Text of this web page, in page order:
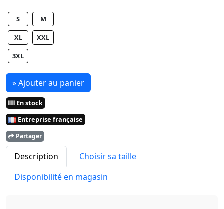
S M
XL XXL
3XL
» Ajouter au panier
En stock
Entreprise française
Partager
Description
Choisir sa taille
Disponibilité en magasin